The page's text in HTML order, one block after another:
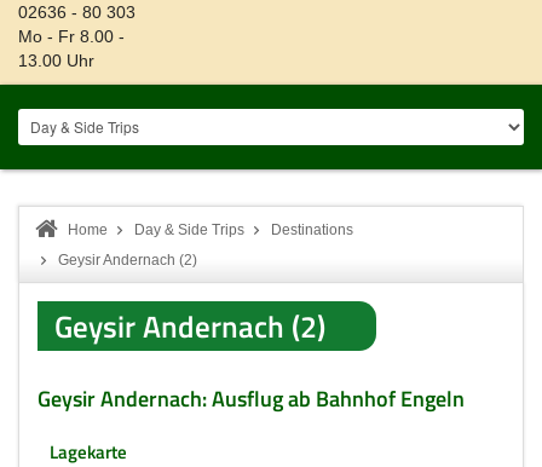
02636 - 80 303
Mo - Fr 8.00 -
13.00 Uhr
Home Day & Side Trips
Destinations
Geysir Andernach (2)
Geysir Andernach (2)
Geysir Andernach: Ausflug ab Bahnhof Engeln
Lagekarte